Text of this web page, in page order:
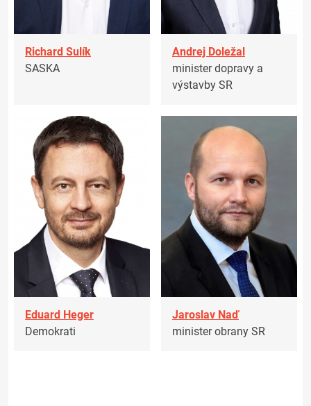
Richard Sulík
SASKA
Andrej Doležal
minister dopravy a
výstavby SR
Eduard Heger
Demokrati
Jaroslav Naď
minister obrany SR